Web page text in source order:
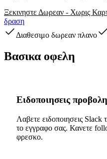
Ξεκινηστε Δωρεαν - Χωρις
δραση
Διαθεσιμο δωρεαν πλανο
Βασικα οφελη
Ειδοποιησεις
Λαβετε ειδοποιησεις Slack
το εγγραφο σας. Κανετε
φρεσκο.